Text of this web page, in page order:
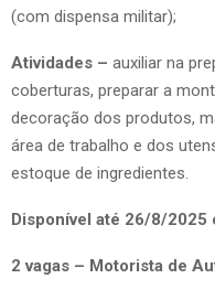
(com dispensa militar);
Atividades – auxiliar na
coberturas, preparar a
decoração dos produtos,
área de trabalho e dos
estoque de ingredientes.
Disponível até 26/8/2025
2 vagas – Motorista de